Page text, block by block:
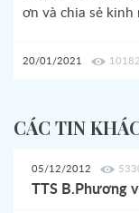
ơn và chia sẻ kinh
20/01/2021 10182
CÁC TIN
05/12/2012